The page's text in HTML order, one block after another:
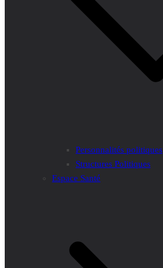
Personnalités politiques
Structures Politiques
Espace Santé